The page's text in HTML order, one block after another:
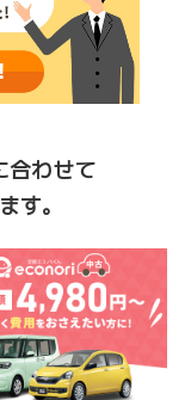
合わせて
す。